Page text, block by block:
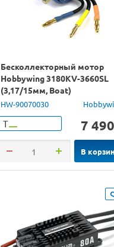
Бесколлекторный мотор
Hobbywing 3180KV-3660SL
(3,17/15мм, Boat)
HW-90070030
Т 7 490
В